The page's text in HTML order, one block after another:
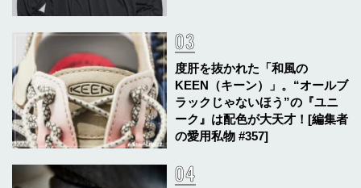
度肝を抜かれた「和風の
KEEN（キーン）」。“オールブ
ラックじゃないほう”の『ユニ
ーク』は配色が大天才！[編集者
の愛用私物 #357]